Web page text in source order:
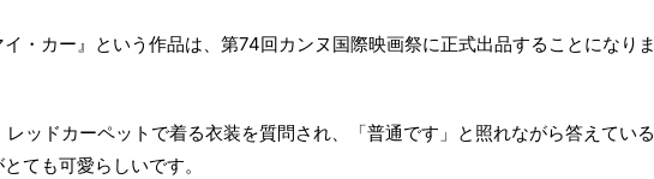
・カー』という作品は、第74回カンヌ国際映画祭に正式出品することになりま
ッドカーペットで着る衣装を質問され、「普通です」と照れながら答えている
ても可愛らしいです。